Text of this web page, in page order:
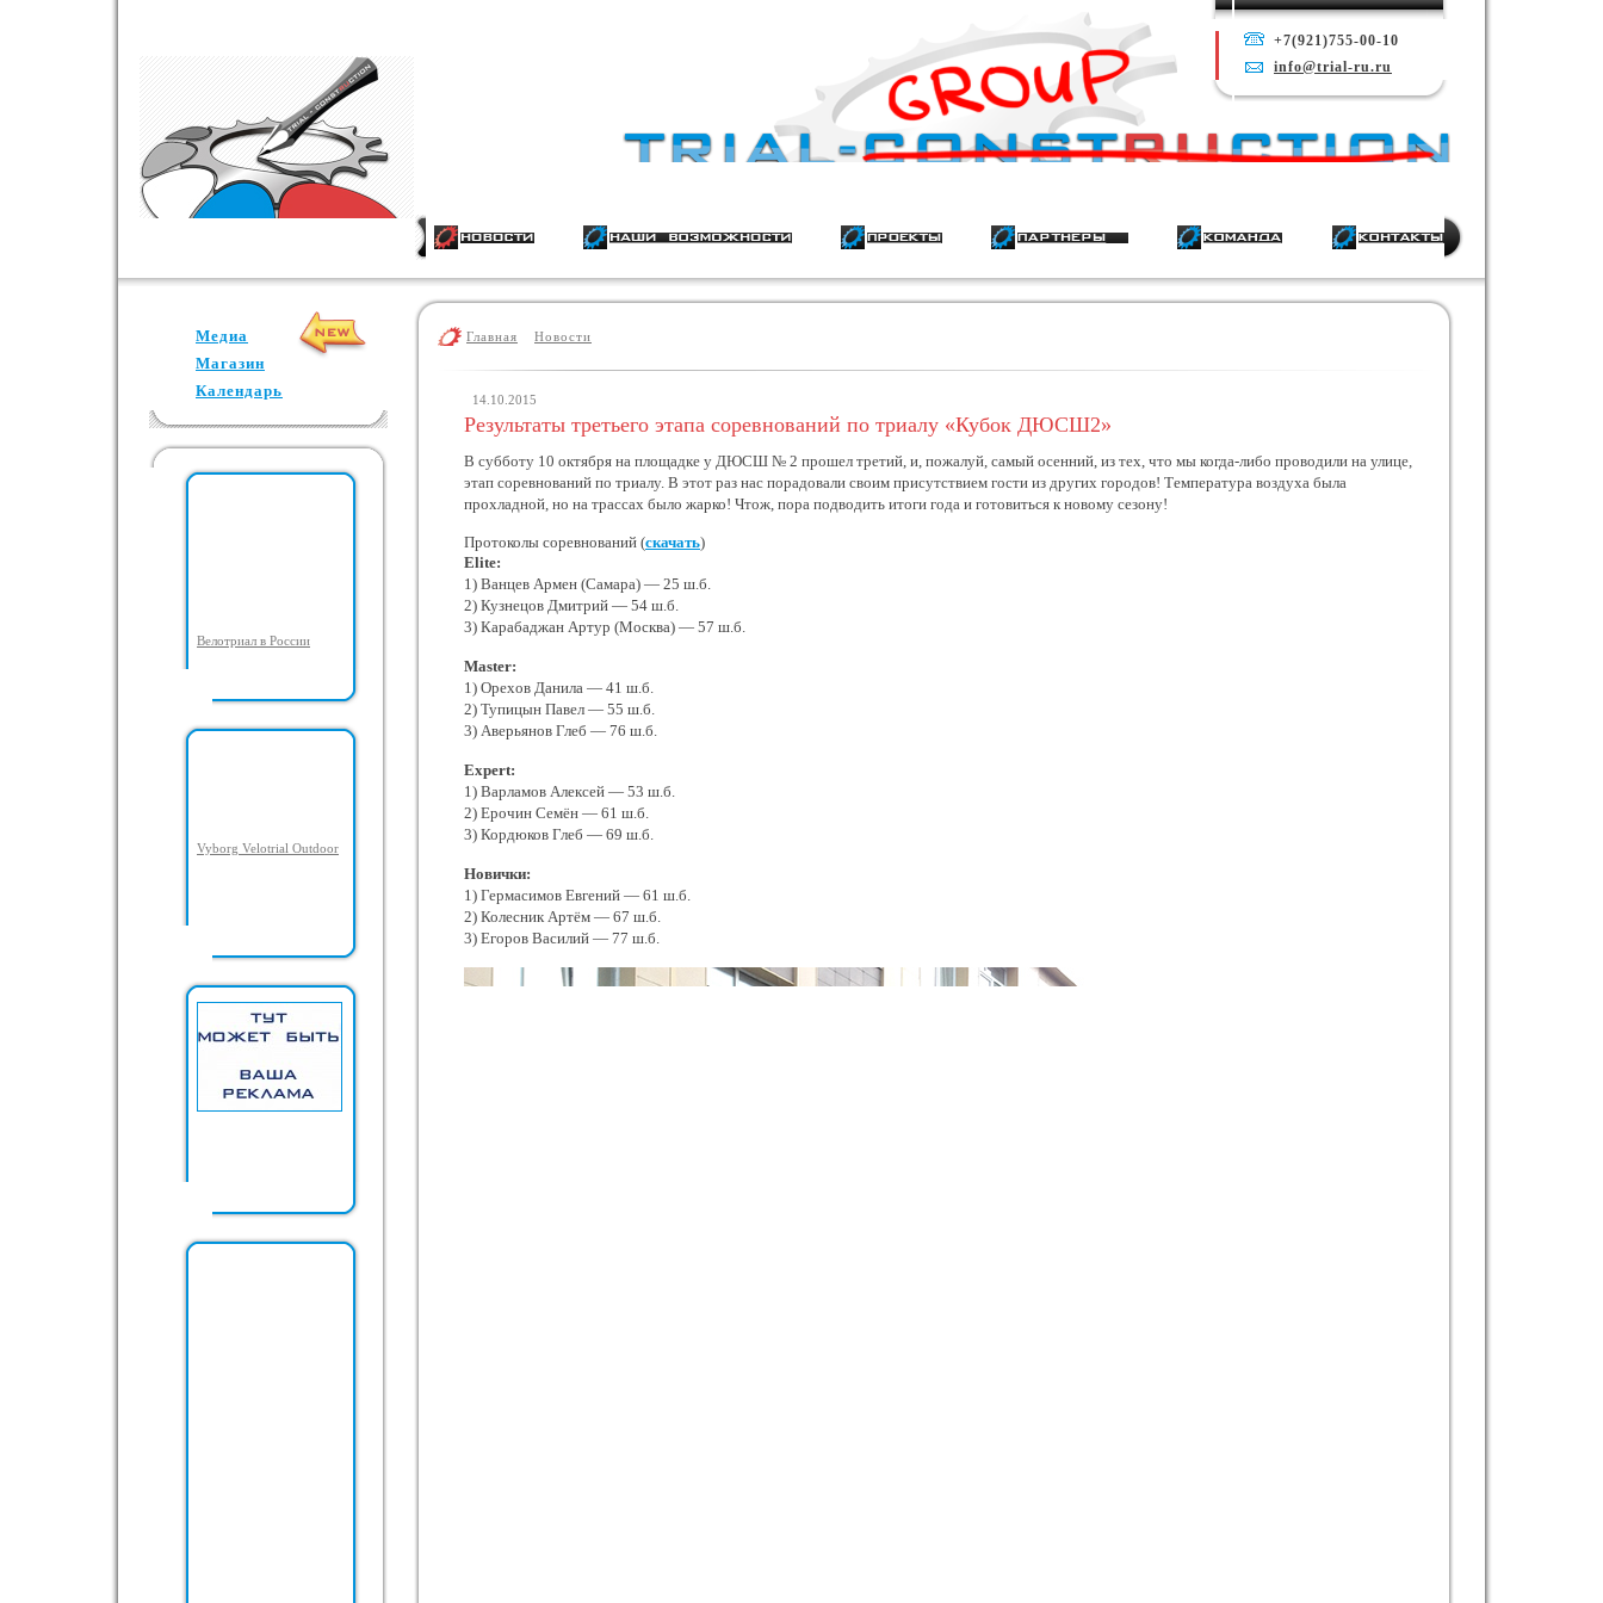
+7(921)755-00-10
info@trial-ru.ru
Медиа
Магазин
Календарь
Велотриал в России
Vyborg Velotrial Outdoor
Главная Новости
14.10.2015
Результаты третьего этапа соревнований по триалу «Кубок ДЮСШ2»
В субботу 10 октября на площадке у ДЮСШ № 2 прошел третий, и, пожалуй, самый осенний, из тех, что мы когда-либо проводили на улице,
этап соревнований по триалу. В этот раз нас порадовали своим присутствием гости из других городов! Температура воздуха была
прохладной, но на трассах было жарко! Чтож, пора подводить итоги года и готовиться к новому сезону!
Протоколы соревнований (скачать)
Elite:
1) Ванцев Армен (Самара) — 25 ш.б.
2) Кузнецов Дмитрий — 54 ш.б.
3) Карабаджан Артур (Москва) — 57 ш.б.
Master:
1) Орехов Данила — 41 ш.б.
2) Тупицын Павел — 55 ш.б.
3) Аверьянов Глеб — 76 ш.б.
Expert:
1) Варламов Алексей — 53 ш.б.
2) Ерочин Семён — 61 ш.б.
3) Кордюков Глеб — 69 ш.б.
Новички:
1) Гермасимов Евгений — 61 ш.б.
2) Колесник Артём — 67 ш.б.
3) Егоров Василий — 77 ш.б.